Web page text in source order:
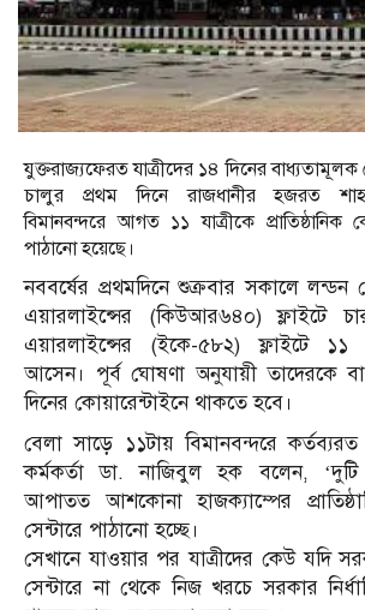
যুক্তরাজ্যফেরত যাত্রীদের ১৪ দিনের বাধ্যতামূলক
চালুর প্রথম দিনে রাজধানীর হজরত
বিমানবন্দরে আগত ১১ যাত্রীকে প্রাতিষ্ঠানিক
পাঠানো হয়েছে।
নববর্ষের প্রথমদিনে শুক্রবার সকালে
এয়ারলাইন্সের (কিউআর৬৪০) ফ্লাইটে
এয়ারলাইন্সের (ইকে-৫৮২) ফ্লাইটে ১১
আসেন। পূর্ব ঘোষণা অনুযায়ী তাদেরকে
দিনের কোয়ারেন্টাইনে থাকতে হবে।
বেলা সাড়ে ১১টায় বিমানবন্দরে কর্তব্যরত
কর্মকর্তা ডা. নাজিবুল হক বলেন, ‘দুটি
আপাতত আশকোনা হাজক্যাম্পের
সেন্টারে পাঠানো হচ্ছে।
সেখানে যাওয়ার পর যাত্রীদের কেউ যদি
সেন্টারে না থেকে নিজ খরচে সরকার